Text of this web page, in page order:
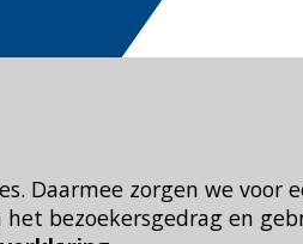
Daarmee zorgen we voor
bezoekersgedrag en